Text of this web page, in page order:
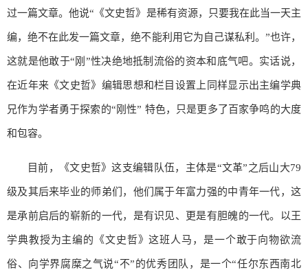
过一篇文章。他说“《文史哲》是稀有资源，只要我在此当一天主
编，绝不在此发一篇文章，绝不能利用它为自己谋私利。”也许，
这就是他敢于“刚”性决绝地抵制流俗的资本和底气吧。实话说，
在近年来《文史哲》编辑思想和栏目设置上同样显示出主编学典
兄作为学者勇于探索的“刚性” 特色，只是更多了百家争鸣的大度
和包容。
目前，《文史哲》这支编辑队伍，主体是“文革”之后山大79
级及其后来毕业的师弟们，他们属于年富力强的中青年一代，这
是承前启后的崭新的一代，是有识见、更是有胆魄的一代。以王
学典教授为主编的《文史哲》这班人马，是一个敢于向物欲流
俗、向学界腐糜之气说“不”的优秀团队，是一个“任尔东西南北